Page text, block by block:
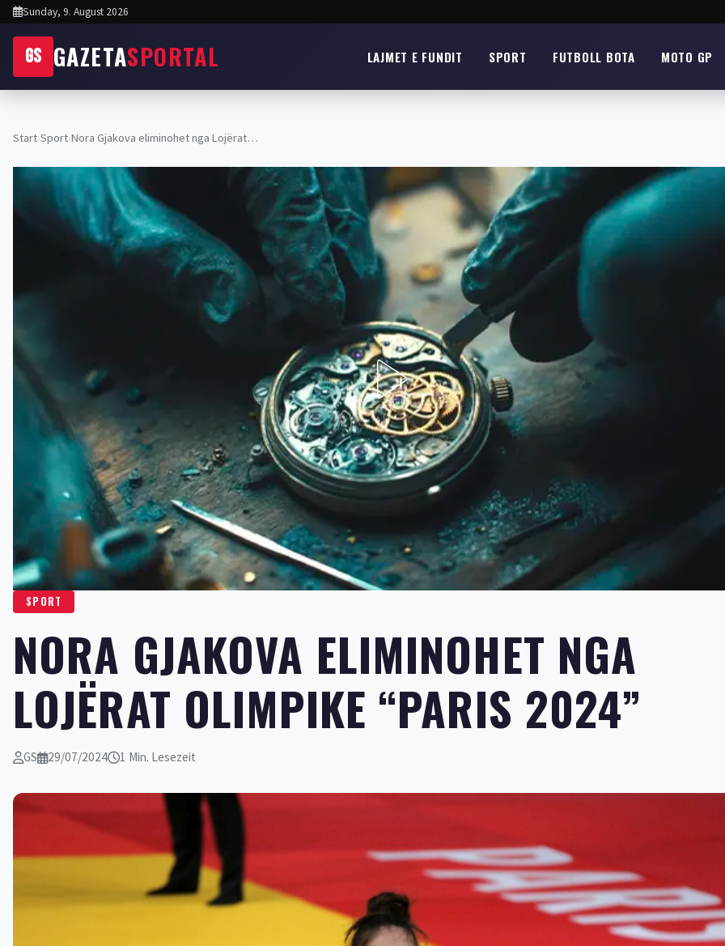
Sunday, 9. August 2026
GS GAZETASPORTAL LAJMET E FUNDIT SPORT FUTBOLL BOTA MOTO GP
Start›Sport›Nora Gjakova eliminohet nga Lojërat…
SPORT
NORA GJAKOVA ELIMINOHET NGA
LOJËRAT OLIMPIKE “PARIS 2024”
GS 29/07/2024 1 Min. Lesezeit